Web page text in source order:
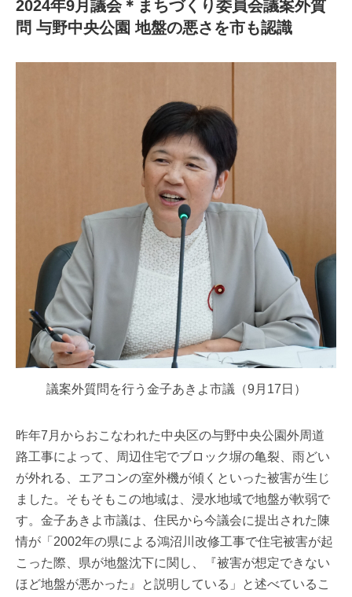
2024年9月議会＊まちづくり委員会議案外質
問 与野中央公園 地盤の悪さを市も認識
議案外質問を行う金子あきよ市議（9月17日）
昨年7月からおこなわれた中央区の与野中央公園外周道
路工事によって、周辺住宅でブロック塀の亀裂、雨どい
が外れる、エアコンの室外機が傾くといった被害が生じ
ました。そもそもこの地域は、浸水地域で地盤が軟弱で
す。金子あきよ市議は、住民から今議会に提出された陳
情が「2002年の県による鴻沼川改修工事で住宅被害が起
こった際、県が地盤沈下に関し、『被害が想定できない
ほど地盤が悪かった』と説明している」と述べているこ